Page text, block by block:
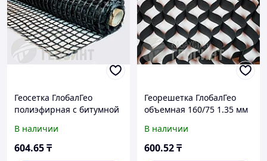
Геосетка ГлобалГео
полиэфирная с битумной
кН/м
В наличии
604.65₸
Георешетка ГлобалГео
объемная 160/75 1.35 мм
В наличии
600.52₸